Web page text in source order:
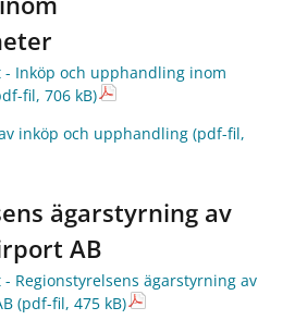
Inköp och upphandling inom
fil, 706 kB)
inköp och upphandling(pdf-fil,
ägarstyrning av
AB
Regionstyrelsens ägarstyrning av
(pdf-fil, 475 kB)